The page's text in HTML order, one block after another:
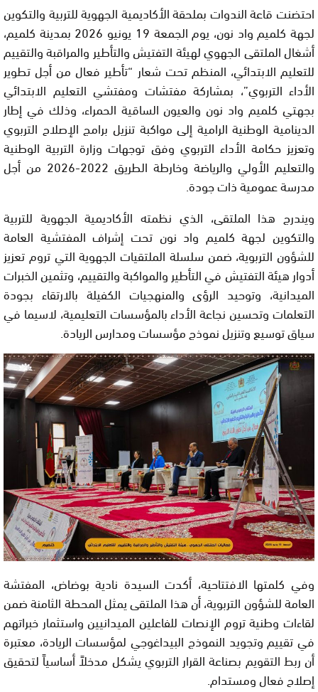
احتضنت قاعة الندوات بملحقة الأكاديمية الجهوية للتربية والتكوين
لجهة كلميم واد نون، يوم الجمعة 19 يونيو 2026 بمدينة كلميم،
أشغال الملتقى الجهوي لهيئة التفتيش والتأطير والمراقبة والتقييم
للتعليم الابتدائي، المنظم تحت شعار “تأطير فعال من أجل تطوير
الأداء التربوي”، بمشاركة مفتشات ومفتشي التعليم الابتدائي
بجهتي كلميم واد نون والعيون الساقية الحمراء، وذلك في إطار
الدينامية الوطنية الرامية إلى مواكبة تنزيل برامج الإصلاح التربوي
وتعزيز حكامة الأداء التربوي وفق توجهات وزارة التربية الوطنية
والتعليم الأولي والرياضة وخارطة الطريق 2022-2026 من أجل
مدرسة عمومية ذات جودة.
ويندرج هذا الملتقى، الذي نظمته الأكاديمية الجهوية للتربية
والتكوين لجهة كلميم واد نون تحت إشراف المفتشية العامة
للشؤون التربوية، ضمن سلسلة الملتقيات الجهوية التي تروم تعزيز
أدوار هيئة التفتيش في التأطير والمواكبة والتقييم، وتثمين الخبرات
الميدانية، وتوحيد الرؤى والمنهجيات الكفيلة بالارتقاء بجودة
التعلمات وتحسين نجاعة الأداء بالمؤسسات التعليمية، لاسيما في
سياق توسيع وتنزيل نموذج مؤسسات ومدارس الريادة.
وفي كلمتها الافتتاحية، أكدت السيدة نادية بوضاض، المفتشة
العامة للشؤون التربوية، أن هذا الملتقى يمثل المحطة الثامنة ضمن
لقاءات وطنية تروم الإنصات للفاعلين الميدانيين واستثمار خبراتهم
في تقييم وتجويد النموذج البيداغوجي لمؤسسات الريادة، معتبرة
أن ربط التقويم بصناعة القرار التربوي يشكل مدخلاً أساسياً لتحقيق
إصلاح فعال ومستدام.